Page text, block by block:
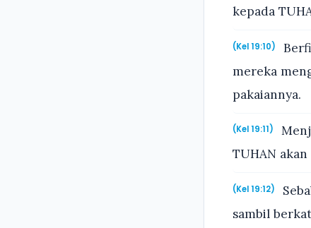
kepada
(Kel 19:10)
mereka
pakaiannya.
(Kel 19:11)
TUHAN
(Kel 19:12)
sambil